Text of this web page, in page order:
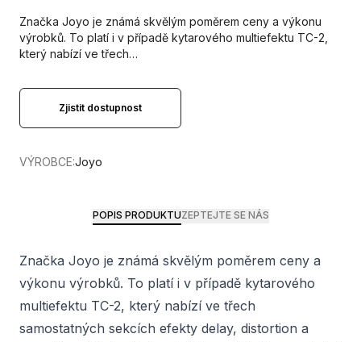
Značka Joyo je známá skvělým poměrem ceny a výkonu
výrobků. To platí i v případě kytarového multiefektu TC-2,
který nabízí ve třech…
Zjistit dostupnost
VÝROBCE:Joyo
POPIS PRODUKTUZEPTEJTE SE NÁS
Značka Joyo je známá skvělým poměrem ceny a
výkonu výrobků. To platí i v případě kytarového
multiefektu TC-2, který nabízí ve třech
samostatných sekcích efekty delay, distortion a